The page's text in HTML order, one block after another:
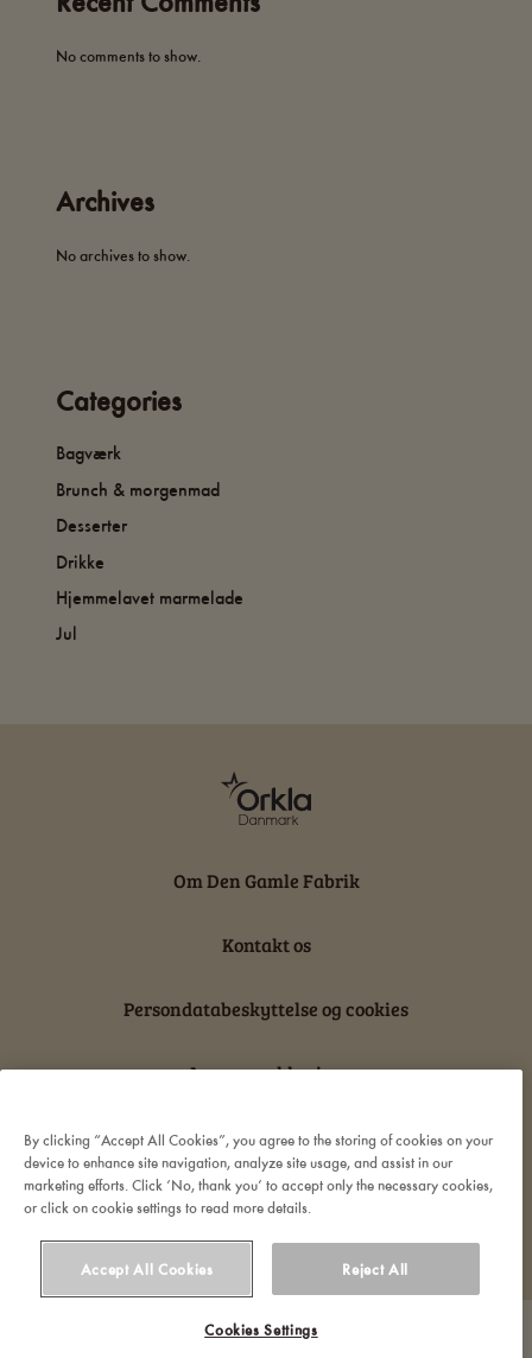
No comments to show.
Archives
No archives to show.
Categories
Bagværk
Brunch & morgenmad
Desserter
Drikke
Hjemmelavet marmelade
Jul
Om Den Gamle Fabrik
Kontakt os
Persondatabeskyttelse og cookies
Ansvarserklæring
© 2022 Orkla. All rights reserved
By clicking “Accept All Cookies”, you agree to the storing of cookies on your
device to enhance site navigation, analyze site usage, and assist in our
marketing efforts. Click ‘No, thank you’ to accept only the necessary cookies,
or click on cookie settings to read more details.
Accept All Cookies Reject All
Cookies Settings